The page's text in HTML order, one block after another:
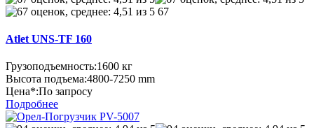
67
Atlet UNS-TF 160
Грузоподъемность:1600 кг
Высота подъема:4800-7250 mm
Цена*:По запросу
Подробнее